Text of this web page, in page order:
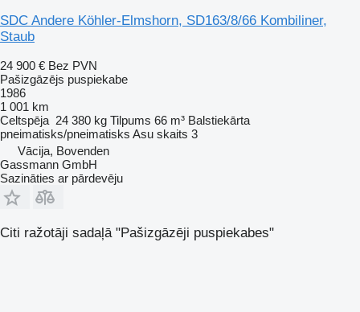
SDC Andere Köhler-Elmshorn, SD163/8/66 Kombiliner,
Staub
24 900 € Bez PVN
Pašizgāzējs puspiekabe
1986
1 001 km
Celtspēja 24 380 kg Tilpums 66 m³ Balstiekārta
pneimatisks/pneimatisks Asu skaits 3
Vācija, Bovenden
Gassmann GmbH
Sazināties ar pārdevēju
Citi ražotāji sadaļā "Pašizgāzēji puspiekabes"